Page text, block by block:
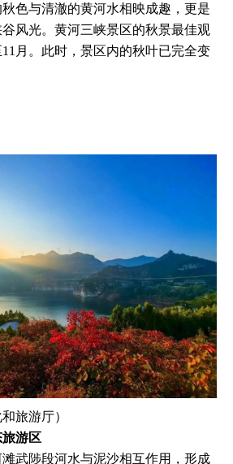
色与清澈的黄河水相映成趣，更是
风光。黄河三峡景区的秋景最佳观
月。此时，景区内的秋叶已完全变
旅游厅）
游区
陟段河水与泥沙相互作用，形成